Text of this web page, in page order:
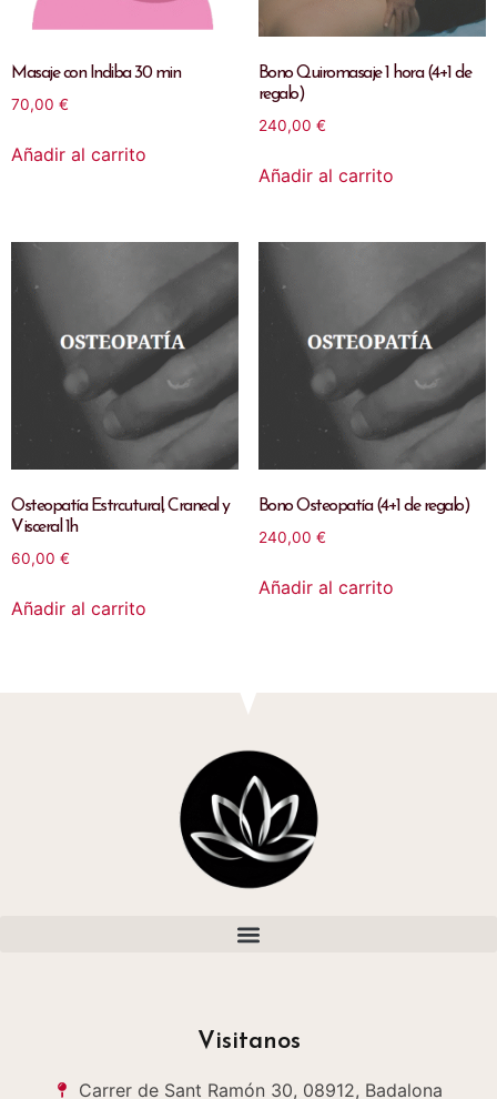
Masaje con Indiba 30 min
70,00 €
Añadir al carrito
Bono Quiromasaje 1 hora (4+1 de
regalo)
240,00 €
Añadir al carrito
Osteopatía Estrcutural, Craneal y
Visceral 1h
60,00 €
Añadir al carrito
Bono Osteopatía (4+1 de regalo)
240,00 €
Añadir al carrito
Visitanos
Carrer de Sant Ramón 30, 08912, Badalona